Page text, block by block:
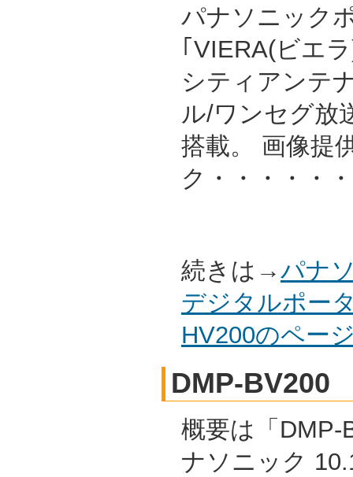
パナソニック
｢VIERA(ビエ
シティアンテ
ル/ワンセグ放
搭載。 画像提
ク・・・・・
続きは→パナ
デジタルポー
HV200のペー
DMP-BV200
概要は「DMP-
ナソニック